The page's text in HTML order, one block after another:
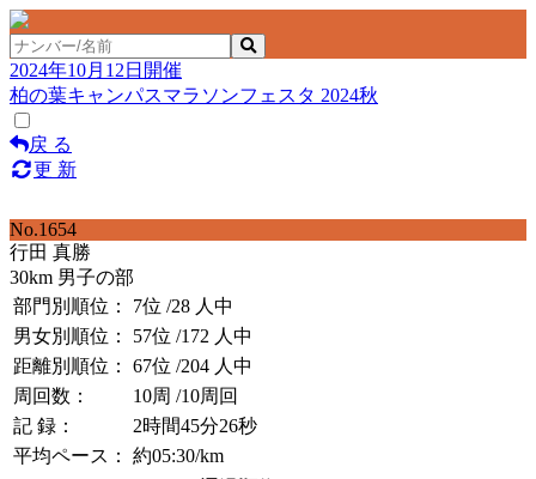
2024年10月12日開催
柏の葉キャンパスマラソンフェスタ 2024秋
戻 る
更 新
No.1654
行田 真勝
30km 男子の部
部門別順位：
7位 /28 人中
男女別順位：
57位 /172 人中
距離別順位：
67位 /204 人中
周回数：
10周 /10周回
記 録：
2時間45分26秒
平均ペース：
約05:30/km